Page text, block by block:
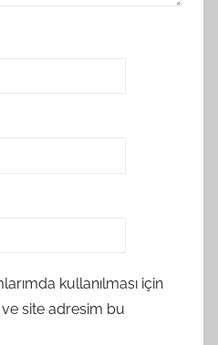
kullanılması için
site adresim bu